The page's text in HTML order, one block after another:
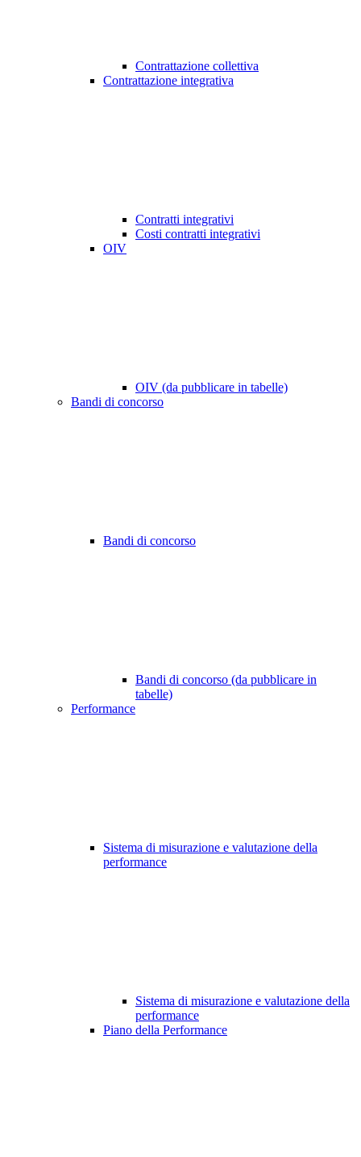
Contrattazione collettiva
Contrattazione integrativa
Contratti integrativi
Costi contratti integrativi
OIV
OIV (da pubblicare in tabelle)
Bandi di concorso
Bandi di concorso
Bandi di concorso (da pubblicare in
tabelle)
Performance
Sistema di misurazione e valutazione della
performance
Sistema di misurazione e valutazione della
performance
Piano della Performance